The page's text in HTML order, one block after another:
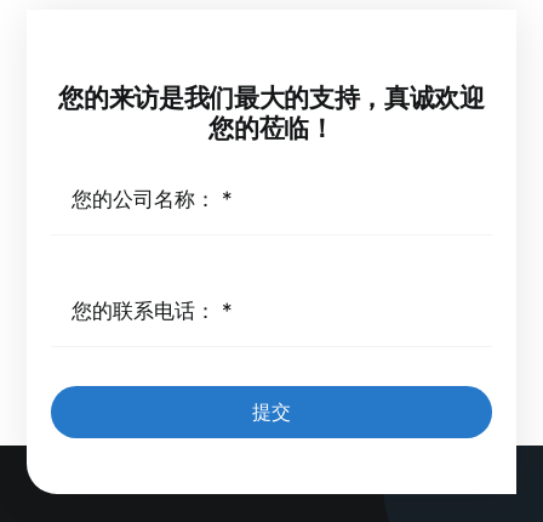
您的来访是我们最大的支持，真诚欢迎
您的莅临！
提交